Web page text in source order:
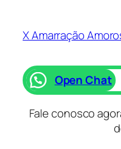
X Amarração
Open Chat
Fale conosco